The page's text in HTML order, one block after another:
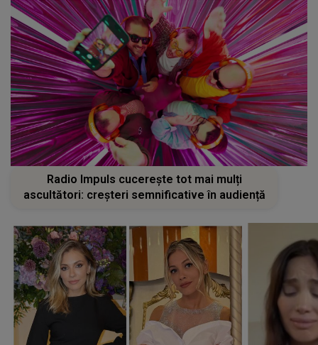
Radio Impuls cucerește tot mai mulți
ascultători: creșteri semnificative în audiență